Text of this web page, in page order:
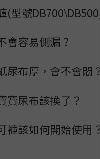
(型號DB700\DB500)
會容易側漏？
尿布厚，會不會悶？
寶尿布該換了？
褲該如何開始使用？